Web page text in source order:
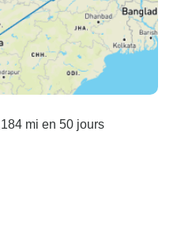
mi en 50 jours